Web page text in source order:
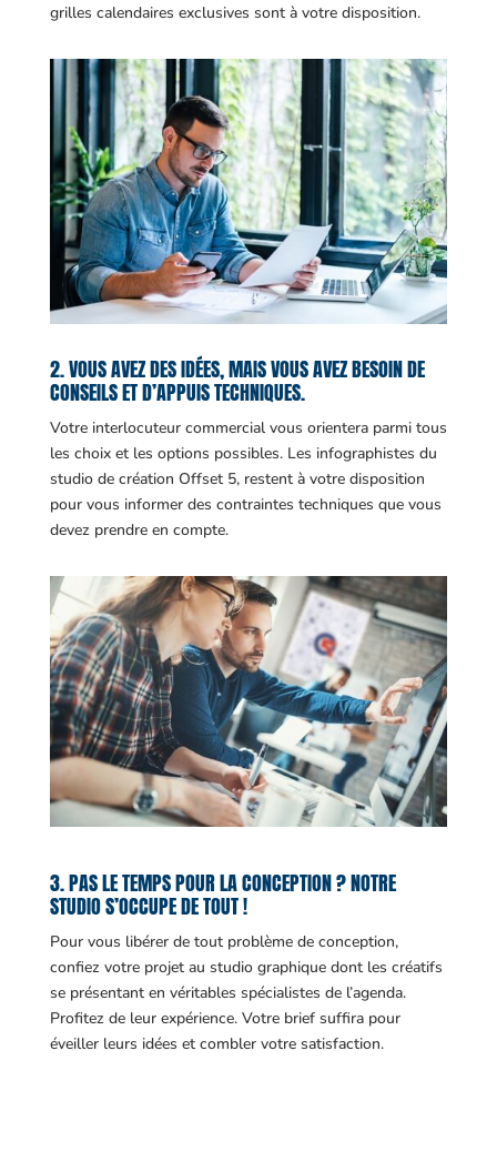
grilles calendaires exclusives sont à votre disposition.
2. VOUS AVEZ DES IDÉES, MAIS VOUS AVEZ BESOIN DE
CONSEILS ET D’APPUIS TECHNIQUES.
Votre interlocuteur commercial vous orientera parmi tous
les choix et les options possibles. Les infographistes du
studio de création Offset 5, restent à votre disposition
pour vous informer des contraintes techniques que vous
devez prendre en compte.
3. PAS LE TEMPS POUR LA CONCEPTION ? NOTRE
STUDIO S’OCCUPE DE TOUT !
Pour vous libérer de tout problème de conception,
confiez votre projet au studio graphique dont les créatifs
se présentant en véritables spécialistes de l’agenda.
Profitez de leur expérience. Votre brief suffira pour
éveiller leurs idées et combler votre satisfaction.